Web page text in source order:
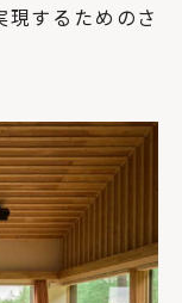
するためのさ